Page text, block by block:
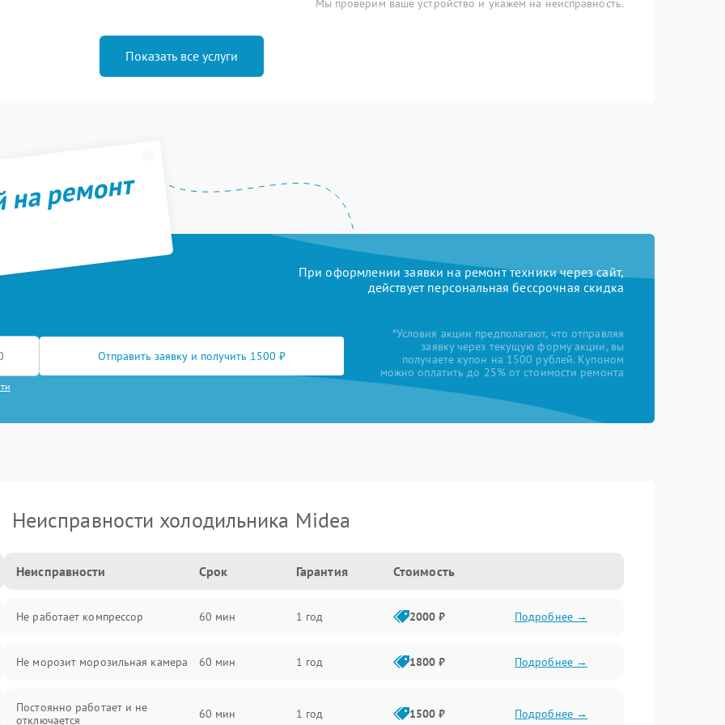
Мы проверим ваше устройство и укажем на неисправность.
Показать все услуги
ремонт
При оформлении заявки на ремонт техники через сайт,
действует персональная бессрочная скидка
Отправить заявку и получить 1500 ₽
*Условия акции предполагают, что отправляя
заявку через текущую форму акции, вы
получаете купон на 1500 рублей. Купоном
можно оплатить до 25% от стоимости ремонта
Неисправности холодильника Midea
Неисправности Срок Гарантия Стоимость
Не работает компрессор 60 мин 1 год 2000 ₽ Подробнее →
Не морозит морозильная камера 60 мин 1 год 1800 ₽ Подробнее →
Постоянно работает и не
отключается
60 мин 1 год 1500 ₽ Подробнее →